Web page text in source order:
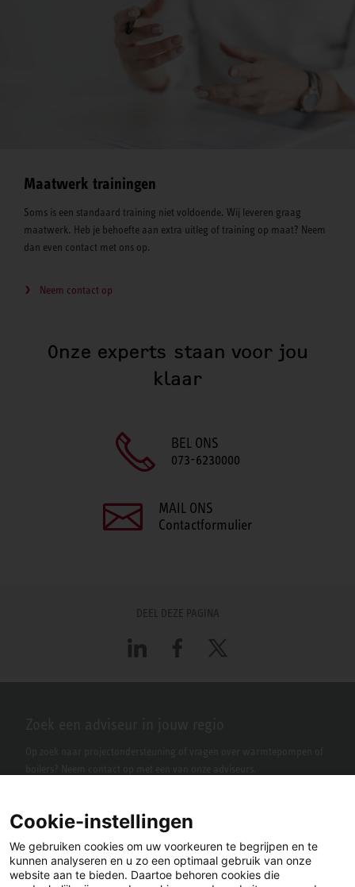
Maatwerk trainingen
Soms is een standaard training niet voldoende. Wij leveren graag
maatwerk. Heb je behoefte aan extra uitleg of training op maat? Neem
dan even contact met ons op.
Neem contact op
Onze experts staan voor jou
klaar
BEL ONS
073-6230000
MAIL ONS
Contactformulier
DEEL DEZE PAGINA
LinkedIn FacebookX
Cookie-instellingen
We gebruiken cookies om uw voorkeuren te begrijpen en te
kunnen analyseren en u zo een optimaal gebruik van onze
website aan te bieden. Daartoe behoren cookies die